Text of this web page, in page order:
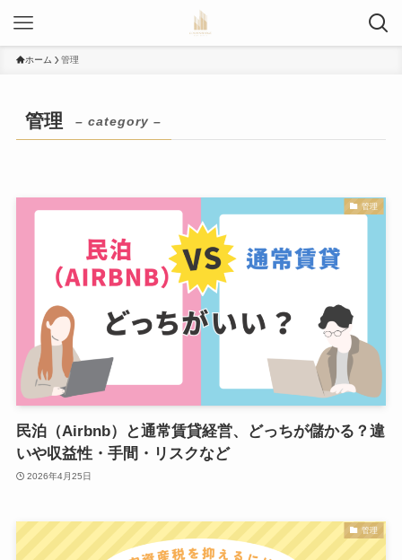
ホーム 管理
管理 – category –
管理
民泊（Airbnb）と通常賃貸経営、どっちが儲かる？違
いや収益性・手間・リスクなど
2026年4月25日
管理